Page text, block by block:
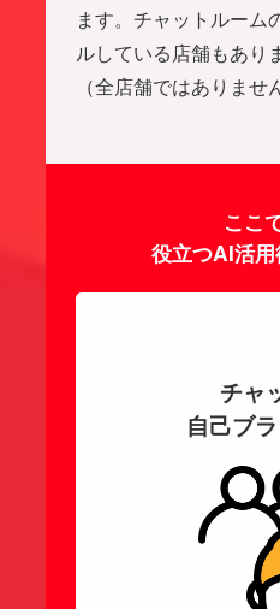
ます。チャットルーム
ルしている店舗もあり
（全店舗ではありませ
ここ
役立つAI活用
チャ
自己ブ